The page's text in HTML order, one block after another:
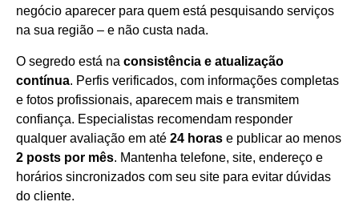
negócio aparecer para quem está pesquisando serviços
na sua região – e não custa nada.
O segredo está na consistência e atualização
contínua. Perfis verificados, com informações completas
e fotos profissionais, aparecem mais e transmitem
confiança. Especialistas recomendam responder
qualquer avaliação em até 24 horas e publicar ao menos
2 posts por mês. Mantenha telefone, site, endereço e
horários sincronizados com seu site para evitar dúvidas
do cliente.